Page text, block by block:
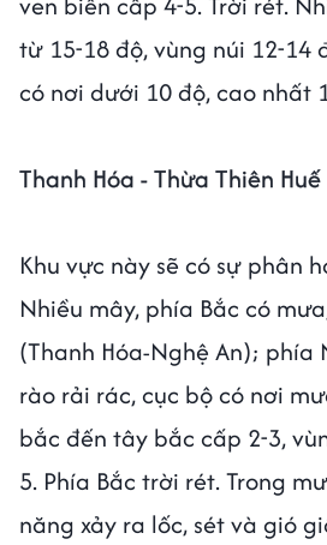
từ 15-18 độ, vùng núi 12-14
có nơi dưới 10 độ, cao nhất
Thanh Hóa - Thừa Thiên Huế
Khu vực này sẽ có sự phân
Nhiều mây, phía Bắc có
(Thanh Hóa-Nghệ An); phía
rào rải rác, cục bộ có nơi
bắc đến tây bắc cấp 2-3,
5. Phía Bắc trời rét. Trong
năng xảy ra lốc, sét và gió